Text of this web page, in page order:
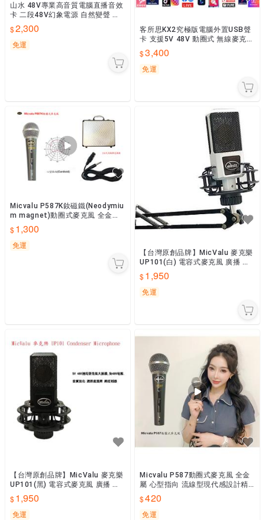
山水 48V專業高音質電腦直播音效
卡 二段48V幻象電源 自然變聲 每
一種電音可3段細調 網路天空
2,300
免運
客所思KX2究極版電腦外置USB聲
卡 支援5V 48V 動圈式 無線麥克風
蘋果安卓手機直播 APP唱歌專用網
路天空
3,400
免運
Micvalu P587K釹磁鐵(Neodymiu
m magnet)動圈式麥克風 全金屬
1,300
免運
【台灣原創品牌】MicValu 麥克樂
UP101(白) 電容式麥克風 廣播 錄
音 震動音頭 網路天空
1,950
免運
【台灣原創品牌】MicValu 麥克樂
UP101(黑) 電容式麥克風 廣播 錄
音 震動音頭 網路天空
1,950
免運
Micvalu P587動圈式麥克風 全金
屬 心型指向 流線型現代感設計精
緻高雅堅固耐用 網路天空
420
免運